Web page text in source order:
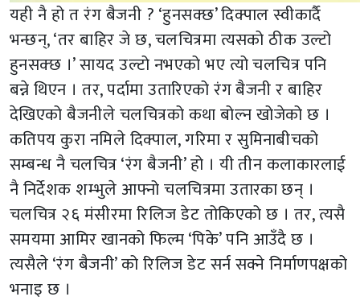
यही नै हो त रंग बैजनी ? ‘हुनसक्छ’ दिक्पाल स्वीकार्दै
भन्छन्, ‘तर बाहिर जे छ, चलचित्रमा त्यसको ठीक उल्टो
हुनसक्छ ।’ सायद उल्टो नभएको भए त्यो चलचित्र पनि
बन्ने थिएन । तर, पर्दामा उतारिएको रंग बैजनी र बाहिर
देखिएको बैजनीले चलचित्रको कथा बोल्न खोजेको छ ।
कतिपय कुरा नमिले दिक्पाल, गरिमा र सुमिनाबीचको
सम्बन्ध नै चलचित्र ‘रंग बैजनी’ हो । यी तीन कलाकारलाई
नै निर्देशक शम्भुले आफ्नो चलचित्रमा उतारका छन् ।
चलचित्र २६ मंसीरमा रिलिज डेट तोकिएको छ । तर, त्यसै
समयमा आमिर खानको फिल्म ‘पिके’ पनि आउँदै छ ।
त्यसैले ‘रंग बैजनी’ को रिलिज डेट सर्न सक्ने निर्माणपक्षको
भनाइ छ ।